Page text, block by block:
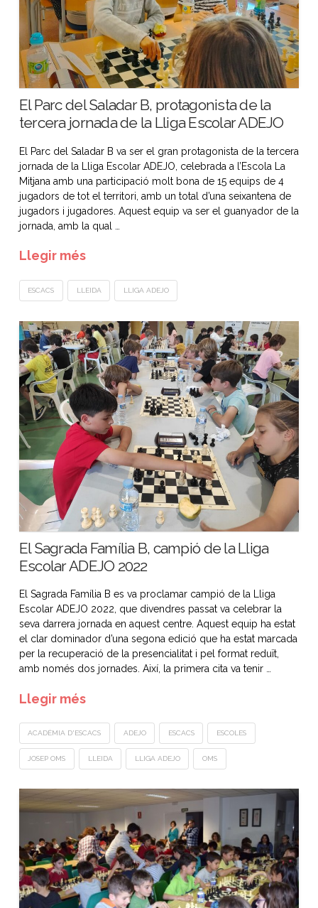
El Parc del Saladar B, protagonista de la
tercera jornada de la Lliga Escolar ADEJO
El Parc del Saladar B va ser el gran protagonista de la tercera
jornada de la Lliga Escolar ADEJO, celebrada a l’Escola La
Mitjana amb una participació molt bona de 15 equips de 4
jugadors de tot el territori, amb un total d’una seixantena de
jugadors i jugadores. Aquest equip va ser el guanyador de la
jornada, amb la qual …
Llegir més
ESCACS LLEIDA LLIGA ADEJO
El Sagrada Família B, campió de la Lliga
Escolar ADEJO 2022
El Sagrada Família B es va proclamar campió de la Lliga
Escolar ADEJO 2022, que divendres passat va celebrar la
seva darrera jornada en aquest centre. Aquest equip ha estat
el clar dominador d’una segona edició que ha estat marcada
per la recuperació de la presencialitat i pel format reduït,
amb només dos jornades. Així, la primera cita va tenir …
Llegir més
ACADÈMIA D'ESCACS ADEJO ESCACS ESCOLES
JOSEP OMS LLEIDA LLIGA ADEJO OMS